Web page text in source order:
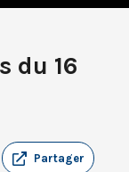
du 16
Partager